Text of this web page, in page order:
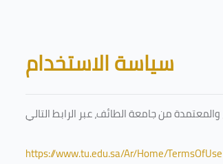
Blocks
سياسة الاستخدام
https://www.tu.edu.sa/Ar/Home/TermsOfUse